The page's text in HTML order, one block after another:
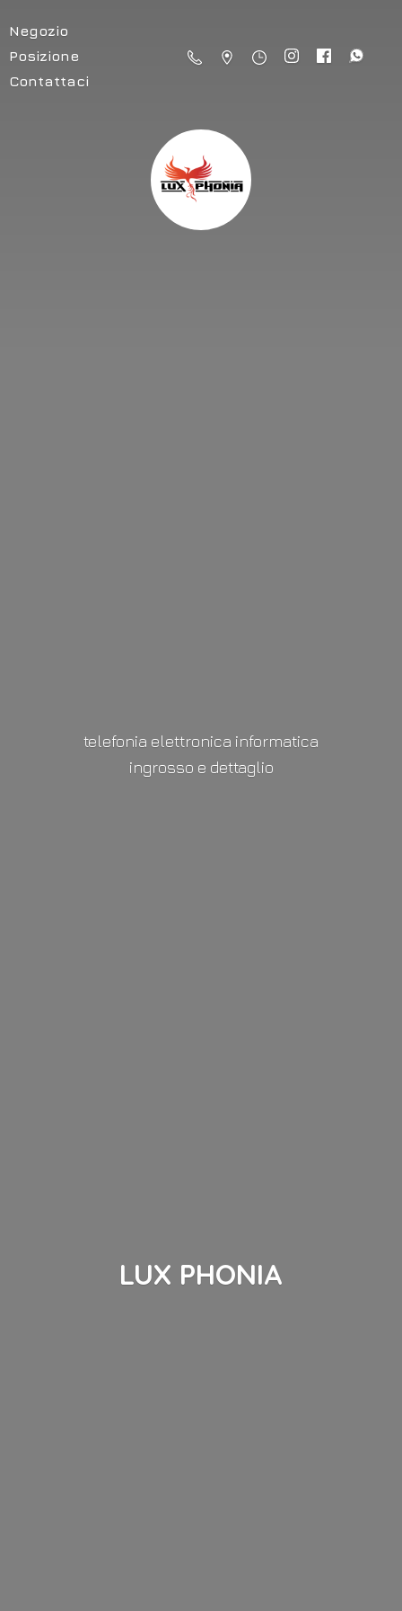
Negozio
Posizione
Contattaci
LUX PHONIA
telefonia elettronica informatica
ingrosso e dettaglio